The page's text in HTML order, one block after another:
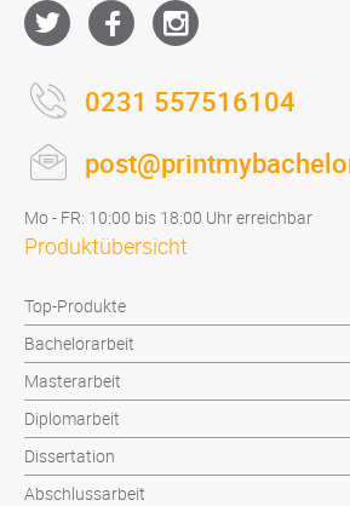
0231 557516104
Mo - FR: 10:00 bis 18:00 Uhr erreichbar
Produktübersicht
Top-Produkte
Bachelorarbeit
Masterarbeit
Diplomarbeit
Dissertation
Abschlussarbeit